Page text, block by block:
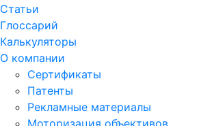
Статьи
Глоссарий
Калькуляторы
О компании
Сертификаты
Патенты
Рекламные материалы
Моторизация объективов